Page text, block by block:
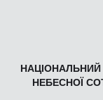
НЕБЕСНОЇ